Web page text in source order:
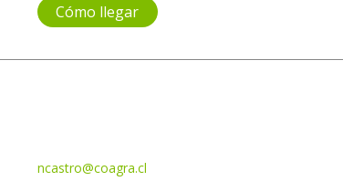
Cómo llegar
ncastro@coagra.cl